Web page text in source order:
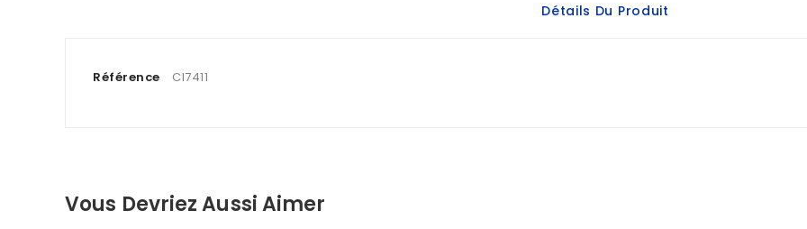
Détails Du Produit
Référence CI7411
Vous Devriez Aussi Aimer